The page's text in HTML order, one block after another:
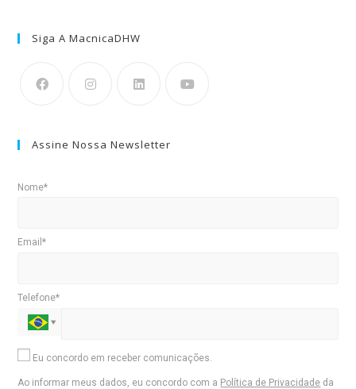
Siga A MacnicaDHW
Assine Nossa Newsletter
Nome*
Email*
Telefone*
Eu concordo em receber comunicações.
Ao informar meus dados, eu concordo com a Política de Privacidade da